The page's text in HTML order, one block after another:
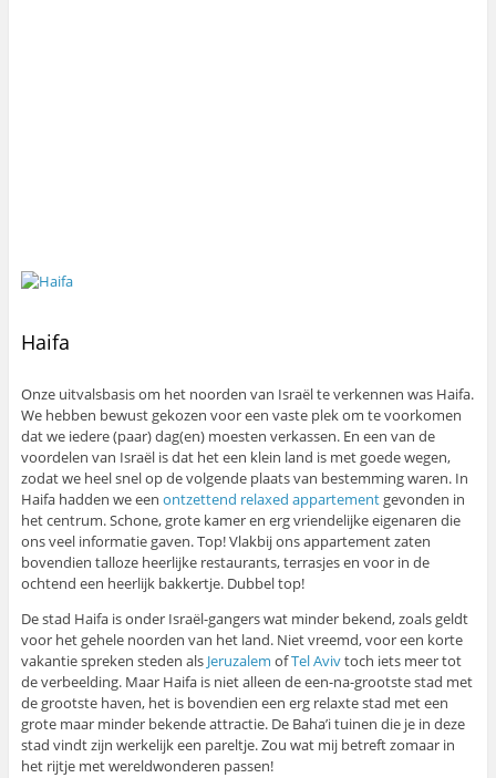
Haifa
Onze uitvalsbasis om het noorden van Israël te verkennen was Haifa.
We hebben bewust gekozen voor een vaste plek om te voorkomen
dat we iedere (paar) dag(en) moesten verkassen. En een van de
voordelen van Israël is dat het een klein land is met goede wegen,
zodat we heel snel op de volgende plaats van bestemming waren. In
Haifa hadden we een ontzettend relaxed appartementgevonden in
het centrum. Schone, grote kamer en erg vriendelijke eigenaren die
ons veel informatie gaven. Top! Vlakbij ons appartement zaten
bovendien talloze heerlijke restaurants, terrasjes en voor in de
ochtend een heerlijk bakkertje. Dubbel top!
De stad Haifa is onder Israël-gangers wat minder bekend, zoals geldt
voor het gehele noorden van het land. Niet vreemd, voor een korte
vakantie spreken steden als Jeruzalem ofTel Avivtoch iets meer tot
de verbeelding. Maar Haifa is niet alleen de een-na-grootste stad met
de grootste haven, het is bovendien een erg relaxte stad met een
grote maar minder bekende attractie. De Baha’i tuinen die je in deze
stad vindt zijn werkelijk een pareltje. Zou wat mij betreft zomaar in
het rijtje met wereldwonderen passen!